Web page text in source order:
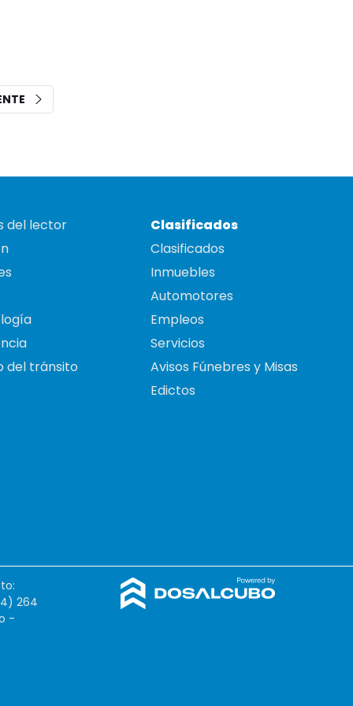
del lector
del tránsito
Clasificados
Clasificados
Inmuebles
Automotores
Empleos
Servicios
Avisos Fúnebres y Misas
Edictos
264
-